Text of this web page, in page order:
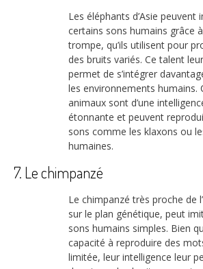
Les éléphants d’Asie peuvent
certains sons humains grâce
trompe, qu’ils utilisent pour
des bruits variés. Ce talent leur
permet de s’intégrer
les environnements humains.
animaux sont d’une
étonnante et peuvent
sons comme les klaxons ou
humaines.
7. Le chimpanzé
Le chimpanzé très proche de
sur le plan génétique, peut
sons humains simples. Bien
capacité à reproduire des
limitée, leur intelligence leur